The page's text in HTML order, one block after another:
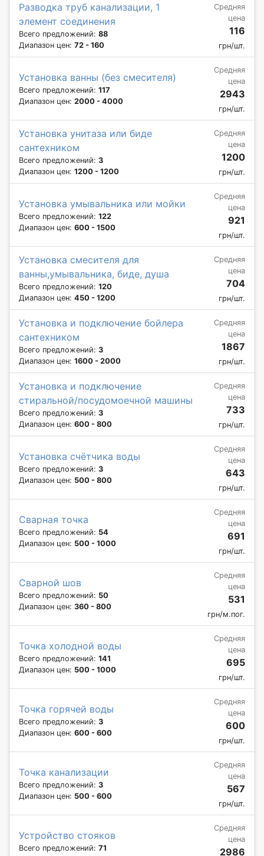
Разводка труб канализации, 1
элемент соединения
Всего предложений: 88
Диапазон цен: 72 - 160
Средняя
цена
116
грн/шт.
Установка ванны (без смесителя)
Всего предложений: 117
Диапазон цен: 2000 - 4000
Средняя
цена
2943
грн/шт.
Установка унитаза или биде
сантехником
Всего предложений: 3
Диапазон цен: 1200 - 1200
Средняя
цена
1200
грн/шт.
Установка умывальника или мойки
Всего предложений: 122
Диапазон цен: 600 - 1500
Средняя
цена
921
грн/шт.
Установка смесителя для
ванны,умывальника, биде, душа
Всего предложений: 120
Диапазон цен: 450 - 1200
Средняя
цена
704
грн/шт.
Установка и подключение бойлера
сантехником
Всего предложений: 3
Диапазон цен: 1600 - 2000
Средняя
цена
1867
грн/шт.
Установка и подключение
стиральной/посудомоечной машины
Всего предложений: 3
Диапазон цен: 600 - 800
Средняя
цена
733
грн/шт.
Установка счётчика воды
Всего предложений: 3
Диапазон цен: 500 - 800
Средняя
цена
643
грн/шт.
Сварная точка
Всего предложений: 54
Диапазон цен: 500 - 1000
Средняя
цена
691
грн/шт.
Сварной шов
Всего предложений: 50
Диапазон цен: 360 - 800
Средняя
цена
531
грн/м.пог.
Точка холодной воды
Всего предложений: 141
Диапазон цен: 500 - 1000
Средняя
цена
695
грн/шт.
Точка горячей воды
Всего предложений: 3
Диапазон цен: 600 - 600
Средняя
цена
600
грн/шт.
Точка канализации
Всего предложений: 3
Диапазон цен: 500 - 600
Средняя
цена
567
грн/шт.
Устройство стояков
Всего предложений: 71
Средняя
цена
2986